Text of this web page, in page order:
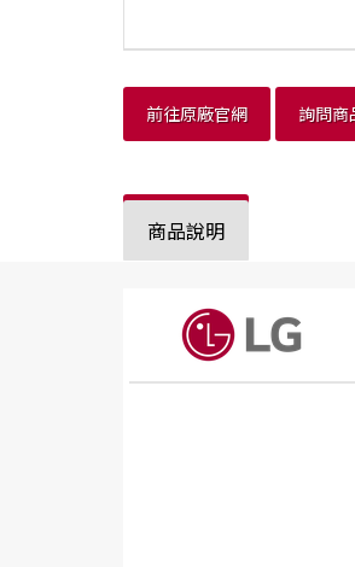
前往原廠官網 詢問商
商品說明